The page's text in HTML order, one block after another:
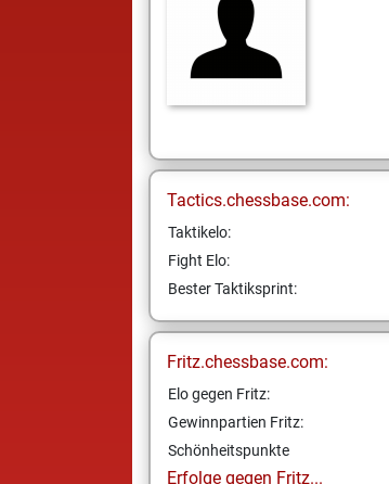
Tactics.chessbase.com:
Taktikelo:
Fight Elo:
Bester Taktiksprint:
Fritz.chessbase.com:
Elo gegen Fritz:
Gewinnpartien Fritz:
Schönheitspunkte
Erfolge gegen Fritz...